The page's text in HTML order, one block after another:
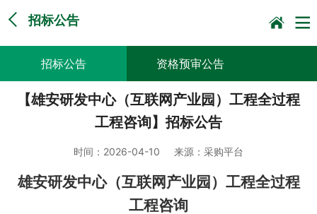
招标公告
招标公告 资格预审公告
谈判采购公告 询比采购公告
【雄安研发中心（互联网产业园）工程全过程
工程咨询】招标公告
时间： 2026-04-10 来源： 采购平台
雄安研发中心（互联网产业园）工程全过程
工程咨询